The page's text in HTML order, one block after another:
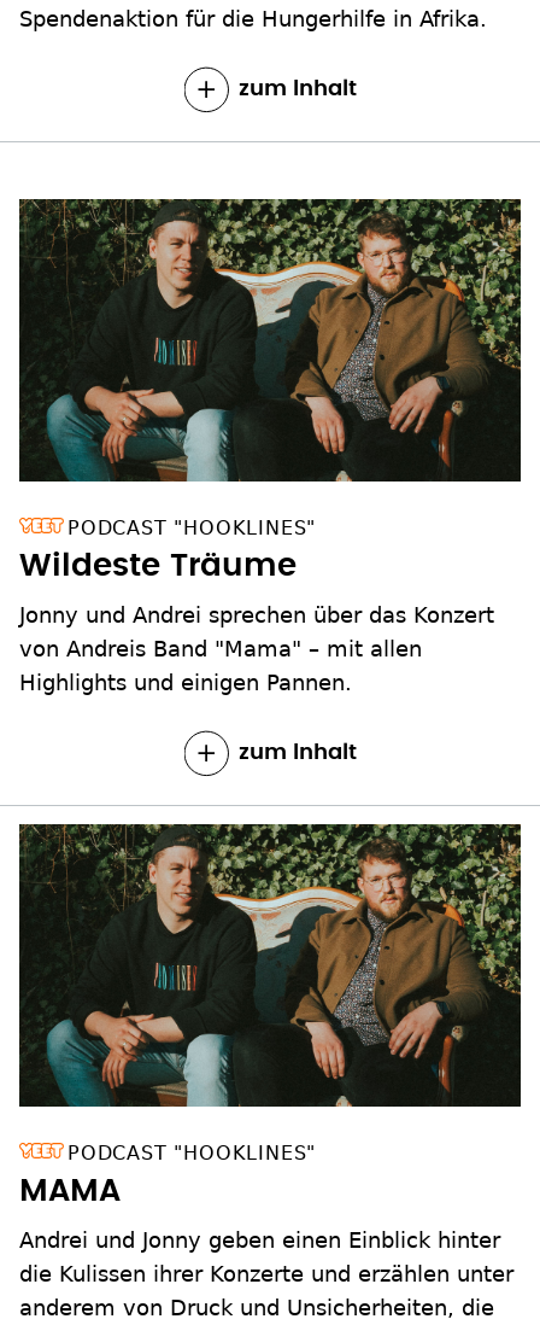
Spendenaktion für die Hungerhilfe in Afrika.
zum Inhalt
PODCAST "HOOKLINES"
Wildeste Träume
Jonny und Andrei sprechen über das Konzert
von Andreis Band "Mama" – mit allen
Highlights und einigen Pannen.
zum Inhalt
PODCAST "HOOKLINES"
MAMA
Andrei und Jonny geben einen Einblick hinter
die Kulissen ihrer Konzerte und erzählen unter
anderem von Druck und Unsicherheiten, die